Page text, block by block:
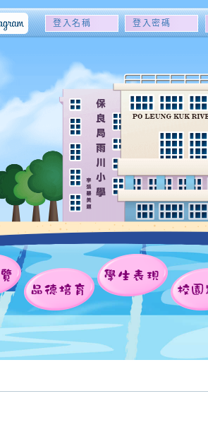
登
名
稱
登
密
碼
品德培育
學生表現
校